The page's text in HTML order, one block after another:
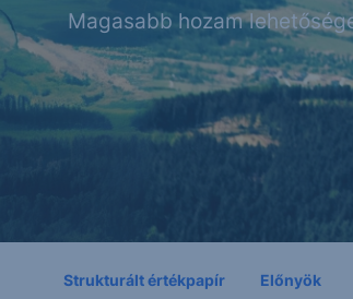
Magasabb hozam
Strukturált értékpapír Előnyök